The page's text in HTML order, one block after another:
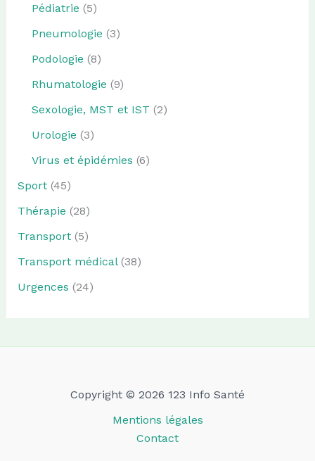
Pédiatrie (5)
Pneumologie (3)
Podologie (8)
Rhumatologie (9)
Sexologie, MST et IST (2)
Urologie (3)
Virus et épidémies (6)
Sport(45)
Thérapie (28)
Transport(5)
Transport médical(38)
Urgences (24)
Copyright © 2026 123 Info Santé
Mentions légales
Contact